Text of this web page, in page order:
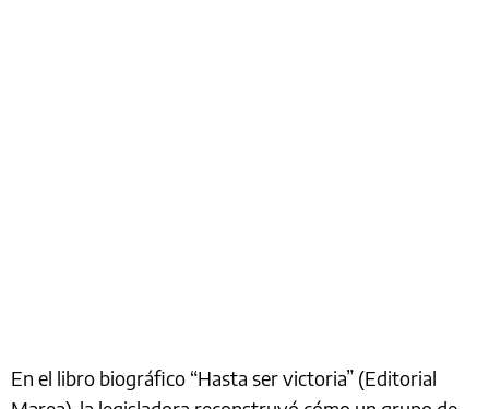
En el libro biográfico “Hasta ser victoria” (Editorial